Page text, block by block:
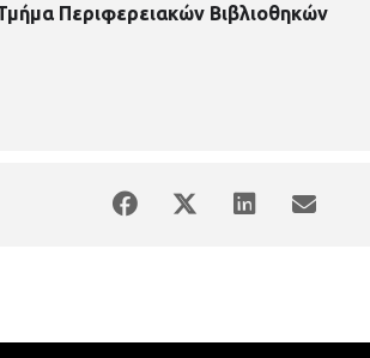
Περιφερειακών Βιβλιοθηκών